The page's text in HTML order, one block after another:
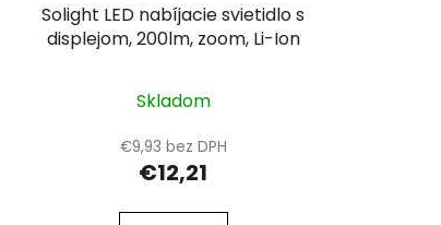
Solight LED nabíjacie svietidlo s
displejom, 200lm, zoom, Li-Ion
Skladom
€9,93 bez DPH
€12,21